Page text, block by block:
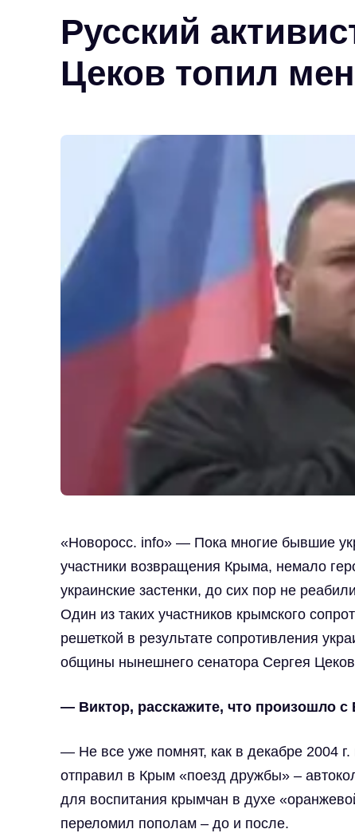
Русский
Цеков топил
«Новоросс. info» — Пока многие бывшие
участники возвращения Крыма, немало
украинские застенки, до сих пор не
Один из таких участников крымского
решеткой в результате сопротивления
общины нынешнего сенатора Сергея
— Виктор, расскажите, что произошло с
— Не все уже помнят, как в декабре 2004
отправил в Крым «поезд дружбы» –
для воспитания крымчан в духе
переломил пополам – до и после.